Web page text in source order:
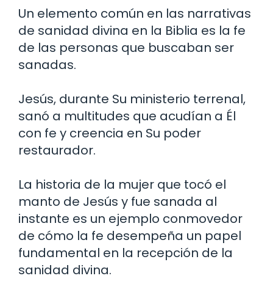
Un elemento común en las narrativas
de sanidad divina en la Biblia es la fe
de las personas que buscaban ser
sanadas.
Jesús, durante Su ministerio terrenal,
sanó a multitudes que acudían a Él
con fe y creencia en Su poder
restaurador.
La historia de la mujer que tocó el
manto de Jesús y fue sanada al
instante es un ejemplo conmovedor
de cómo la fe desempeña un papel
fundamental en la recepción de la
sanidad divina.